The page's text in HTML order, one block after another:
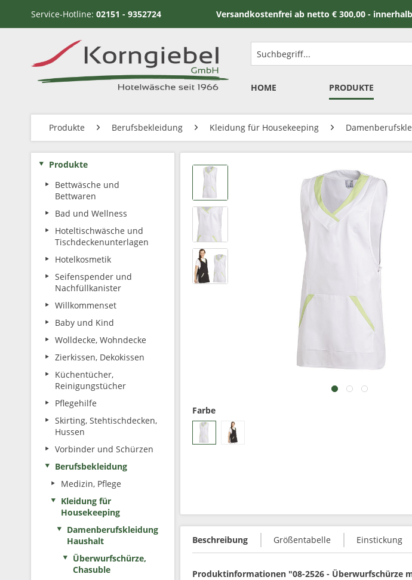
Service-Hotline: 02151 - 9352724 Versandkostenfrei ab netto € 300,00 - innerhalb
HOME PRODUKTE
Produkte Berufsbekleidung Kleidung für Housekeeping
Produkte
Bettwäsche und
Bettwaren
Bad und Wellness
Hoteltischwäsche und
Tischdeckenunterlagen
Hotelkosmetik
Seifenspender und
Nachfüllkanister
Willkommenset
Baby und Kind
Wolldecke, Wohndecke
Zierkissen, Dekokissen
Küchentücher,
Reinigungstücher
Pflegehilfe
Skirting, Stehtischdecken,
Hussen
Vorbinder und Schürzen
Berufsbekleidung
Medizin, Pflege
Kleidung für
Housekeeping
Damenberufskleidung
Haushalt
Überwurfschürze,
Chasuble
Farbe
Beschreibung Größentabelle Einstickung
Produktinformationen "08-2526 - Überwurfschürze